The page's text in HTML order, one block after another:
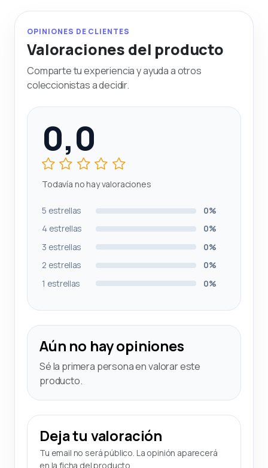
OPINIONES DE CLIENTES
Valoraciones del producto
Comparte tu experiencia y ayuda a otros
coleccionistas a decidir.
0,0
Todavía no hay valoraciones
5 estrellas
0%
4 estrellas
0%
3 estrellas
0%
2 estrellas
0%
1 estrellas
0%
Aún no hay opiniones
Sé la primera persona en valorar este
producto.
Deja tu valoración
Tu email no será público. La opinión aparecerá
en la ficha del producto.